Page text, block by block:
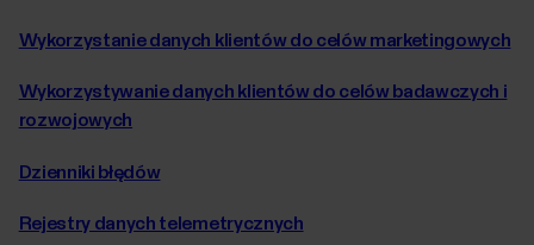
Wykorzystanie danych klientów do celów marketingowych
Wykorzystywanie danych klientów do celów badawczych i
rozwojowych
Dzienniki błędów
Rejestry danych telemetrycznych